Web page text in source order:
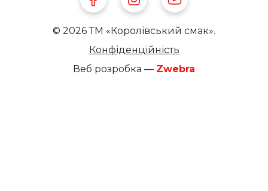
© 2026 ТМ «Королівський смак».
Конфіденційність
Веб розробка — Zwebra